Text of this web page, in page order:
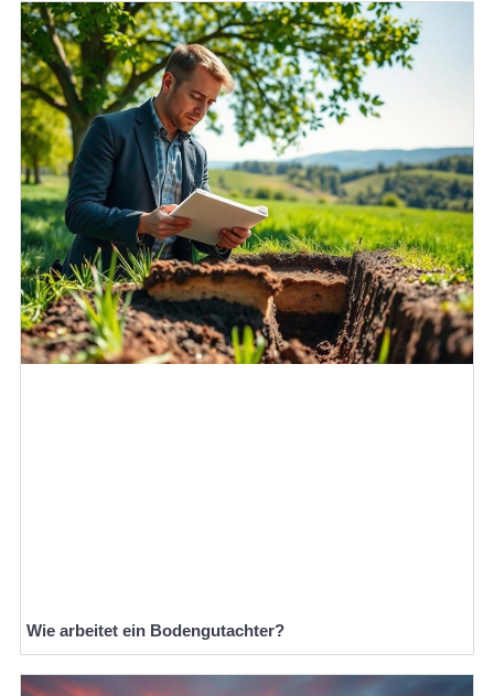
Wie arbeitet ein Bodengutachter?